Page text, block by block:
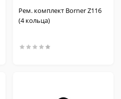
Рем. комплект Borner Z116
(4 кольца)